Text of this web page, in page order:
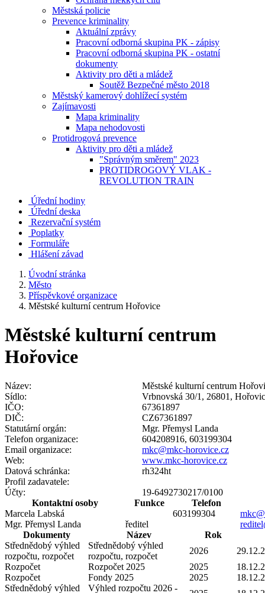
Městská policie
Prevence kriminality
Aktuální zprávy
Pracovní odborná skupina PK - zápisy
Pracovní odborná skupina PK - ostatní
dokumenty
Aktivity pro děti a mládež
Soutěž Bezpečné město 2018
Městský kamerový dohlížecí systém
Zajímavosti
Mapa kriminality
Mapa nehodovosti
Protidrogová prevence
Aktivity pro děti a mládež
"Správným směrem" 2023
PROTIDROGOVÝ VLAK -
REVOLUTION TRAIN
Úřední hodiny
Úřední deska
Rezervační systém
Poplatky
Formuláře
Hlášení závad
Úvodní stránka
Město
Příspěvkové organizace
Městské kulturní centrum Hořovice
Městské kulturní centrum
Hořovice
Název:
Městské kulturní centrum
Sídlo:
Vrbnovská 30/1, 26801,
IČO:
67361897
DIČ:
CZ67361897
Statutární orgán:
Mgr. Přemysl Landa
Telefon organizace:
604208916, 603199304
Email organizace:
mkc@mkc-horovice.cz
Web:
www.mkc-horovice.cz
Datová schránka:
rh324ht
Profil zadavatele:
Účty:
19-6492730217/0100
Kontaktní osoby
Funkce
Telefon
Marcela Labská
603199304
Mgr. Přemysl Landa
ředitel
Dokumenty
Název
Rok
Střednědobý výhled
rozpočtu, rozpočet
Střednědobý výhled
rozpočtu, rozpočet
2026
Rozpočet
Rozpočet 2025 2025
Rozpočet
Fondy 2025 2025
Střednědobý výhled
Výhled rozpočtu 2026 -